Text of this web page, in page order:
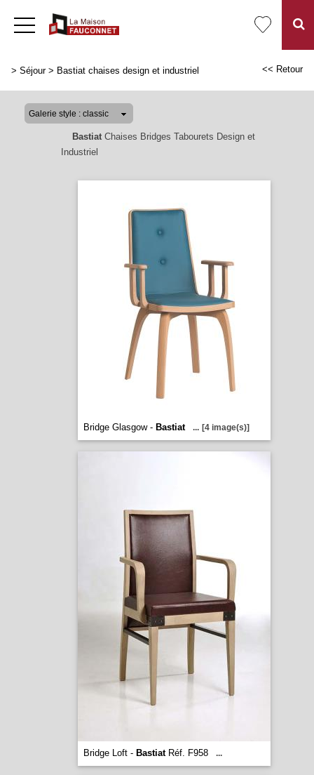
> Séjour> Bastiat chaises design et industriel << Retour
BastiatChaises Bridges Tabourets Design et
Industriel
Bridge Glasgow - Bastiat ... [4 image(s)]
Bridge Loft - BastiatRéf. F958 ...